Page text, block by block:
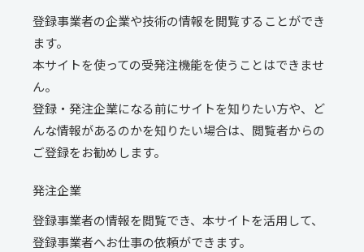
登録事業者の企業や技術の情報を閲覧することができ
ます。
本サイトを使っての受発注機能を使うことはできませ
ん。
登録・発注企業になる前にサイトを知りたい方や、ど
んな情報があるのかを知りたい場合は、閲覧者からの
ご登録をお勧めします。
発注企業
登録事業者の情報を閲覧でき、本サイトを活用して、
登録事業者へお仕事の依頼ができます。